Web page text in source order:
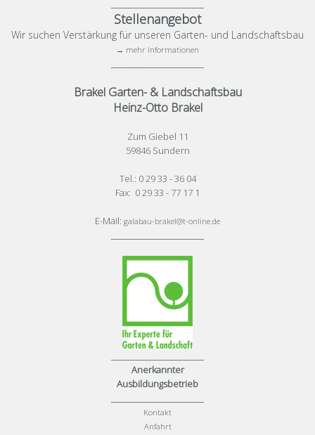
Stellenangebot
Wir suchen Verstärkung für unseren Garten- und Landschaftsbau
→ mehr Informationen
Brakel Garten- & Landschaftsbau
Heinz-Otto Brakel
Zum Giebel 11
59846 Sundern
Tel.: 0 29 33 - 36 04
Fax: 0 29 33 - 77 17 1
E-Mail: galabau-brakel@t-online.de
Anerkannter
Ausbildungsbetrieb
Kontakt
Anfahrt